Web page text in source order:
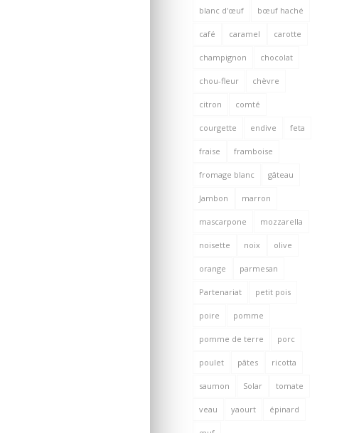
blanc d'œuf bœuf haché
café caramel carotte
champignon chocolat
chou-fleur chèvre
citron comté
courgette endive feta
fraise framboise
fromage blanc gâteau
Jambon marron
mascarpone mozzarella
noisette noix olive
orange parmesan
Partenariat petit pois
poire pomme
pomme de terre porc
poulet pâtes ricotta
saumon Solar tomate
veau yaourt épinard